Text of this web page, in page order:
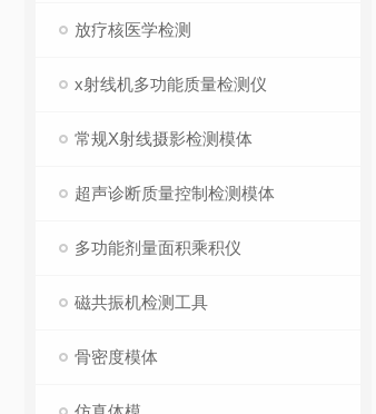
放疗核医学检测
x射线机多功能质量检测仪
常规X射线摄影检测模体
超声诊断质量控制检测模体
多功能剂量面积乘积仪
磁共振机检测工具
骨密度模体